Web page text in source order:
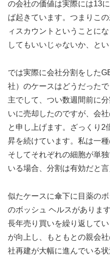
の会社の価値は実際には13
ば起きています。つまりこ
ィスカウントということに
してもいいじゃないか、と
では実際に会社分割をした
社）のケースはどうだった
主でして、つい数週間前に
いに売却したのですが、会
と申し上げます。ざっくり2
昇を続けています。私は一
そしてそれぞれの細胞が単
いる場合、分割は有効だと言
似たケースに傘下に目薬の
のボッシュ ヘルスがありま
長年売り買いを繰り返して
が向上し、もともとの親会
社再建が大幅に進んでいる状